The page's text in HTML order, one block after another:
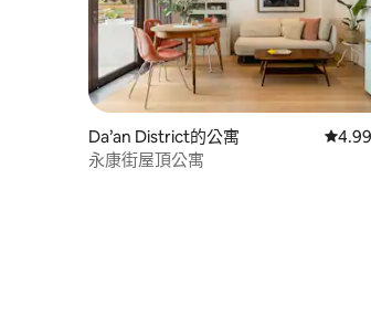
Da’an District的公寓 從 71
永康街屋頂公寓